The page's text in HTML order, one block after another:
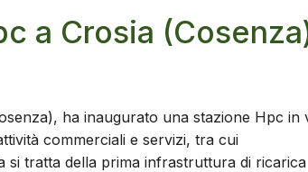
a Crosia
ha inaugurato una stazione Hpc in
commerciali e servizi, tra cui
si tratta della prima infrastruttura di ricarica